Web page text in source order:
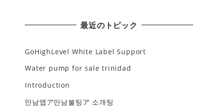
最近のトピック
GoHighLevel White Label Support
Water pump for sale trinidad
Introduction
만남앱ア만남불팅ア 소개팅